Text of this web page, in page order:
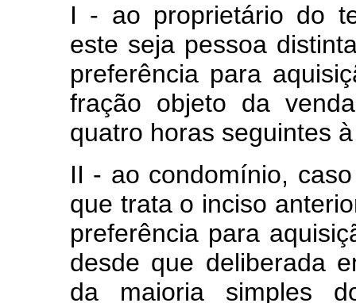
I - ao proprietário do
este seja pessoa
preferência para
fração objeto da
quatro horas seguintes
II - ao condomínio,
que trata o inciso
preferência para
desde que deliberada
da maioria simples